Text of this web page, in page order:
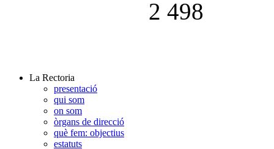
La Rectoria
presentació
qui som
on som
òrgans de direcció
què fem: objectius
estatuts